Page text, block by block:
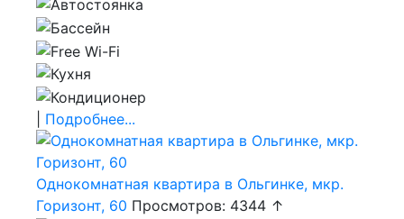
Подробнее...
Однокомнатная квартира в Ольгинке, мкр.
Горизонт, 60 Просмотров: 4344 ↑